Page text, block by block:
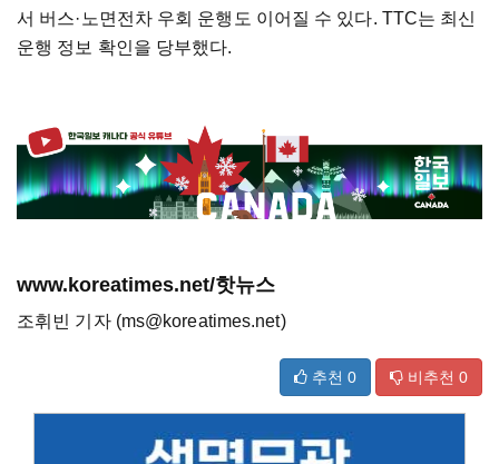
서 버스·노면전차 우회 운행도 이어질 수 있다. TTC는 최신
운행 정보 확인을 당부했다.
www.koreatimes.net/핫뉴스
조휘빈 기자 (ms@koreatimes.net)
추천 0 비추천 0